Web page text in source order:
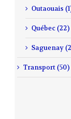
Outaouais
Québec (22)
Saguenay
Transport (50)